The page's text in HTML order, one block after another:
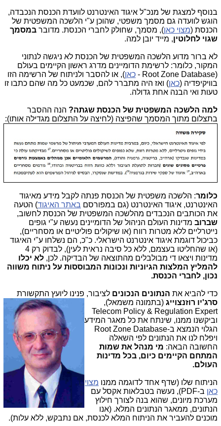
בנוסף למצגת של מנכ"ל איגוד האינטרנט לוועדת הכנסת הנכבדה,
הוגש לוועדה גם מסמך משפטי, שהוכן ע"י הלשכה המשפטית של
הכנסת (מצוי כאן), מסמך, שחולק לחברי הכנסת. מדובר במסמך
שגוי לחלוטין, מייד יובן למה.
לא ברור מדוע הלשכה המשפטית של הכנסת לא ניגשה לנתוני
המקור, כלומר: לרשימת הדומיינים מדרג ראשון הקיימים בעולם
(Root Zone Database -
כאן), או להסבר ולניתוח של הרשימה הזו
בוויקיפדיה (כאן) ואז היה מתברר להם, שכמעט כל מה שהם כתבו זו
טעות ואי הבנה אחת גדולה.
למה הלשכה המשפטית של הכנסת שגתה? הנה ההסבר
בתצלום מתוך המסמך שהפיצה (לחיצה על התצלום מגדילה אותו):
כלומר: הלשכה משפטית של הכנסת פנתה לקבל מידע מאיגוד
האינטרנט, איגוד האינטרנט (גם במפורסם באתר האיגוד) הטעה
את הכותבים הנכבדים מהלשכה המשפטית של הכנסת לחשוב,
שברוב מדינות העולם הניהול של הדומיינים נעשה ע"י גופים
נייטרליים ללא מטרות רווח (או שיקולים פוליטיים או מסחריים),
כביכול דוגמת איגוד אינטרנט הישראלי. כ"כ, הם נשלחו ע"י האיגוד
(או שהחליטו בעצמם, ללא כל סיבה נראית לעין), לבדוק רק 4
מדינות ויצאו די מבולבלים מהתוצאה של הבדיקה. לכן, לא יכלו
להמליץ המלצות הגיוניות ונכונות המבוססות על ניתוח משווה
נכון, לחברי הכנסת.
כדי להביא את הנתונים הנכונים לציבור, פנינו ליועץ התקשורת
סרג'יו רוזנצוייג (בתמונה משמאל),
Telecom Policy & Regulation Expert
וביקשנו ממנו, שינתח את כל מאגר המידע
הגלוי הנמצא ב-Root Zone Database
ויפלח לנו את הנתונים לפי השאלה
החשובה הבאה: מי מנהל את שמות
המתחם הקיימים כיום, בכל מדינות
העולם.
הניתוח שלו (שדף אחד לדוגמה ממנו מצוי
כאן
ב-PDF), נעשה בטבלאות אקסל עם
מערכת מיונים, שהוא בנה לצורך חילוץ
הנתונים, ממאגר הנתונים המלא. (אנו
מוכנים להעביר את הניתוח המלא לכנסת, אם נתבקש, ללא עלות).